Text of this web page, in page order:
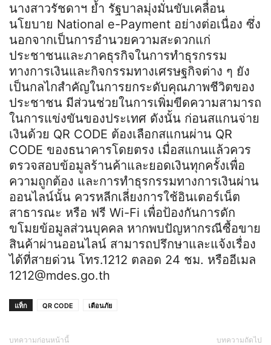
นางสาวรัชดาฯ ย้ำ รัฐบาลมุ่งมั่นขับเคลื่อน
นโยบาย National e-Payment อย่างต่อเนื่อง ซึ่ง
นอกจากเป็นการอำนวยความสะดวกแก่
ประชาชนและภาคธุรกิจในการทำธุรกรรม
ทางการเงินและกิจกรรมทางเศรษฐกิจต่าง ๆ ยัง
เป็นกลไกสำคัญในการยกระดับคุณภาพชีวิตของ
ประชาชน มีส่วนช่วยในการเพิ่มขีดความสามารถ
ในการแข่งขันของประเทศ ดังนั้น ก่อนสแกนจ่าย
เงินด้วย QR CODE ต้องเลือกสแกนผ่าน QR
CODE ของธนาคารโดยตรง เมื่อสแกนแล้วควร
ตรวจสอบข้อมูลร้านค้าและยอดเงินทุกครั้งเพื่อ
ความถูกต้อง และการทำธุรกรรมทางการเงินผ่าน
ออนไลน์นั้น ควรหลีกเลี่ยงการใช้อินเตอร์เน็ต
สาธารณะ หรือ ฟรี Wi-Fi เพื่อป้องกันการดัก
ขโมยข้อมูลส่วนบุคคล หากพบปัญหากรณีซื้อขาย
สินค้าผ่านออนไลน์ สามารถปรึกษาและแจ้งเรื่อง
ได้ที่สายด่วน โทร.1212 ตลอด 24 ชม. หรืออีเมล
1212@mdes.go.th
แท็ก QR CODE เตือนภัย
บทความก่อนหน้านี้ บทความถัดไป